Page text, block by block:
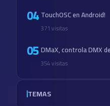
04TouchOSC en Android!
371 visitas
05DMaX, controla DMX
354 visitas
TEMAS